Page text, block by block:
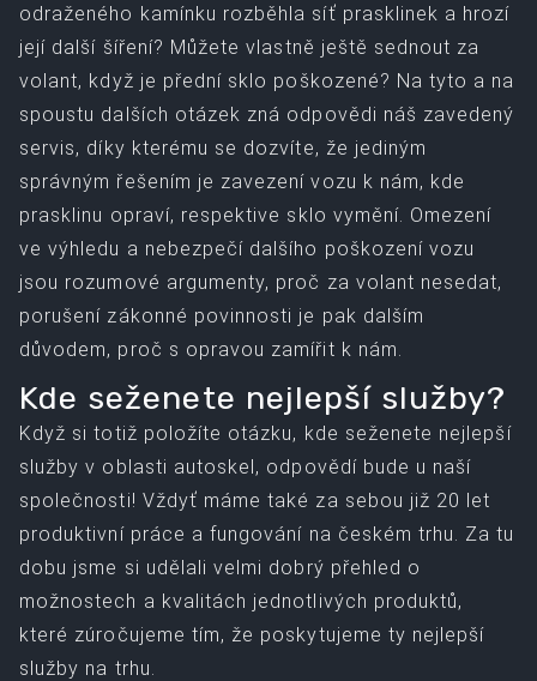
odraženého kamínku rozběhla síť prasklinek a hrozí
její další šíření? Můžete vlastně ještě sednout za
volant, když je přední sklo poškozené? Na tyto a na
spoustu dalších otázek zná odpovědi náš zavedený
servis, díky kterému se dozvíte, že jediným
správným řešením je zavezení vozu k nám, kde
prasklinu opraví, respektive sklo vymění. Omezení
ve výhledu a nebezpečí dalšího poškození vozu
jsou rozumové argumenty, proč za volant nesedat,
porušení zákonné povinnosti je pak dalším
důvodem, proč s opravou zamířit k nám.
Kde seženete nejlepší služby?
Když si totiž položíte otázku, kde seženete nejlepší
služby v oblasti autoskel, odpovědí bude u naší
společnosti! Vždyť máme také za sebou již 20 let
produktivní práce a fungování na českém trhu. Za tu
dobu jsme si udělali velmi dobrý přehled o
možnostech a kvalitách jednotlivých produktů,
které zúročujeme tím, že poskytujeme ty nejlepší
služby na trhu.